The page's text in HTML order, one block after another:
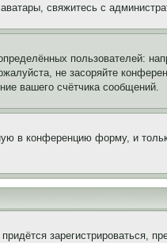
свяжитесь с
пользователей:
не засоряйте
вашего счётчика сообщений.
в конференцию форму, и
зарегистрироваться,